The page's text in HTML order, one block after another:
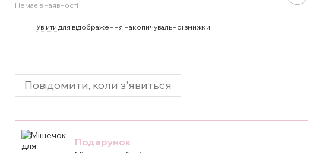
Немає в наявності
Увійти для відображення накопичувальної знижки
Повідомити, коли з'явиться
Подарунок